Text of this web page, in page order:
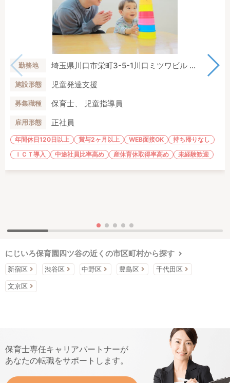
勤務地 埼玉県川口市栄町3-5-1川口ミツワビル ...
施設形態 児童発達支援
募集職種 保育士、 児童指導員
雇用形態 正社員
年間休日120日以上 賞与2ヶ月以上 WEB面接OK
持ち帰りなし
ＩＣＴ導入
中途社員比率高め 産休育休取得率高め 未経験歓迎
にじいろ保育園四ツ谷の近くの市区町村から探す
新宿区 渋谷区 中野区 豊島区 千代田区
文京区
保育士専任キャリアパートナーが
あなたの転職をサポートします。